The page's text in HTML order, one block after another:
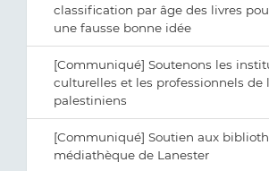
classification par âge des livres
une fausse bonne idée
[Communiqué] Soutenons les
culturelles et les professionnels de
palestiniens
[Communiqué] Soutien aux
médiathèque de Lanester